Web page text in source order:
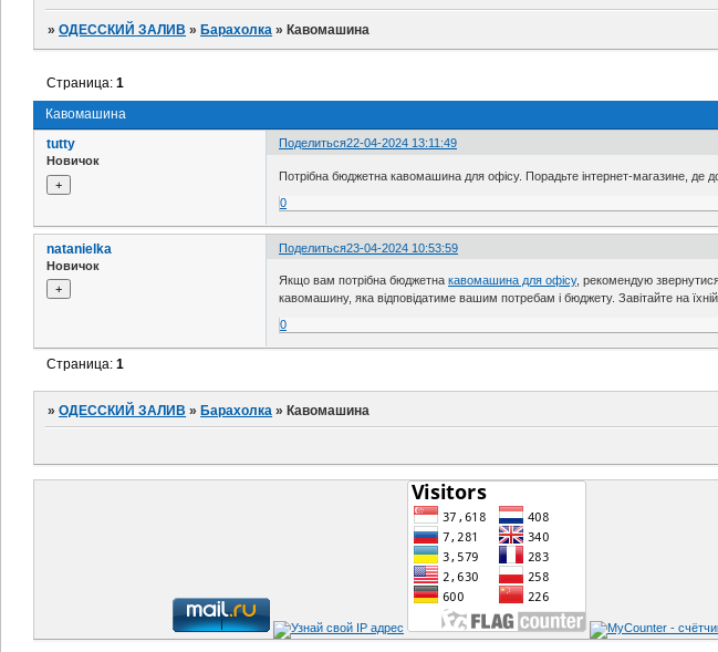
»ОДЕССКИЙ ЗАЛИВ » Барахолка » Кавомашина
Кавомашина
Страница:1
Поделиться22-04-2024 13:11:49
tutty
Новичок
Потрібна бюджетна кавомашина для офісу. Порадьте інтернет-магазине, де
0
Поделиться23-04-2024 10:53:59
natanielka
Новичок
Якщо вам потрібна бюджетнакавомашина для офісу, рекомендую звернутися
кавомашину, яка відповідатиме вашим потребам і бюджету. Завітайте на
0
Страница:1
»ОДЕССКИЙ ЗАЛИВ »Барахолка »Кавомашина